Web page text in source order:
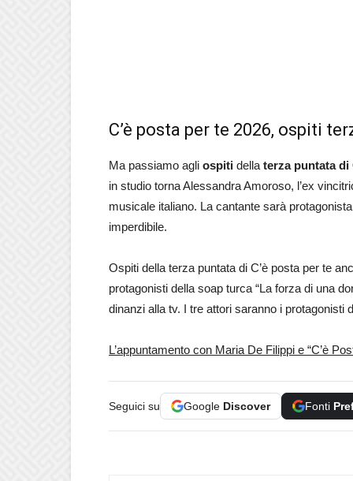
C’è posta per te 2026, ospiti
Ma passiamo agli ospiti della terza puntata di
in studio torna Alessandra Amoroso, l’ex
musicale italiano. La cantante sarà
imperdibile.
Ospiti della terza puntata di C’è posta per te
protagonisti della soap turca “La forza di una
dinanzi alla tv. I tre attori saranno i protagonisti
L’appuntamento con Maria De Filippi e “C’è
Seguici su Google Discover Fonti